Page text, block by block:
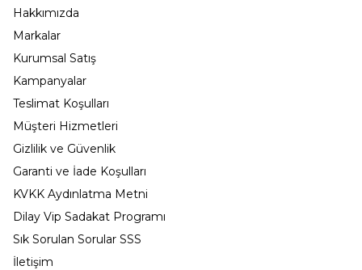
Hakkımızda
Markalar
Kurumsal Satış
Kampanyalar
Teslimat Koşulları
Müşteri Hizmetleri
Gizlilik ve Güvenlik
Garanti ve İade Koşulları
KVKK Aydınlatma Metni
Dilay Vip Sadakat Programı
Sık Sorulan Sorular SSS
İletişim